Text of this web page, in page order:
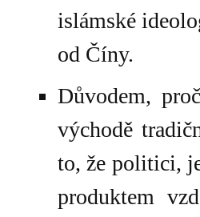
islámské
od Číny.
Důvodem,
východě
to, že politici,
produktem